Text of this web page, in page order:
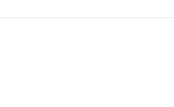
en te benoemen. Geschikt voor kinderen vanaf 2 jaar.